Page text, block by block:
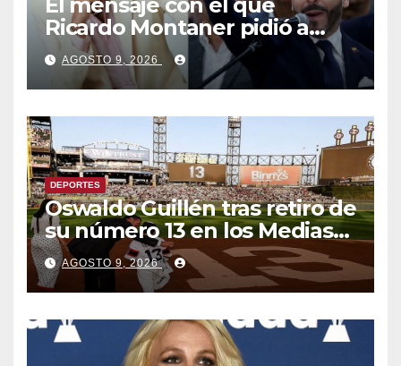
Ricardo Montaner pidió a
Abelardo de la Espriella
ayudar a Venezuela
AGOSTO 9, 2026
DEPORTES
Oswaldo Guillén tras retiro de
su número 13 en los Medias
Blancas: «Cumplí mis
sueños»
AGOSTO 9, 2026